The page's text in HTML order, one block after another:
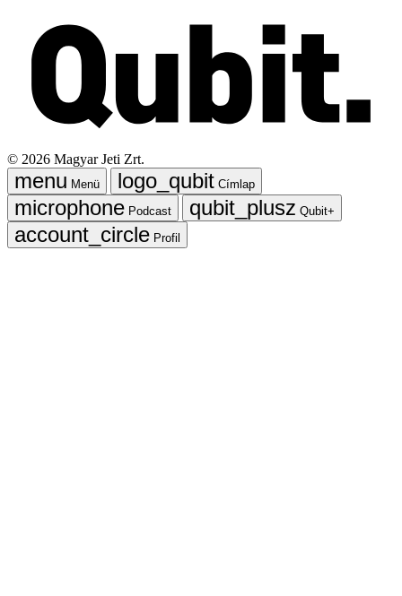
© 2026 Magyar Jeti Zrt.
Menü
Címlap
Podcast
Qubit+
Profil